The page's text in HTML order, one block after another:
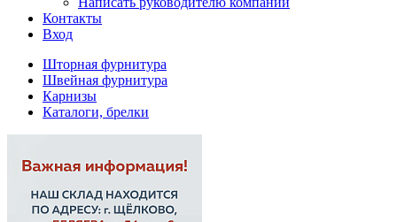
Контакты
Вход
Шторная фурнитура
Швейная фурнитура
Карнизы
Каталоги, брелки